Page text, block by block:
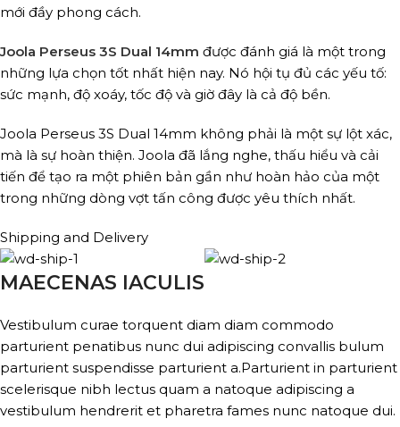
mới đầy phong cách.
Joola Perseus 3S Dual 14mm được đánh giá là một trong
những lựa chọn tốt nhất hiện nay. Nó hội tụ đủ các yếu tố:
sức mạnh, độ xoáy, tốc độ và giờ đây là cả độ bền.
Joola Perseus 3S Dual 14mm không phải là một sự lột xác,
mà là sự hoàn thiện. Joola đã lắng nghe, thấu hiểu và cải
tiến để tạo ra một phiên bản gần như hoàn hảo của một
trong những dòng vợt tấn công được yêu thích nhất.
Shipping and Delivery
MAECENAS IACULIS
Vestibulum curae torquent diam diam commodo
parturient penatibus nunc dui adipiscing convallis bulum
parturient suspendisse parturient a.Parturient in parturient
scelerisque nibh lectus quam a natoque adipiscing a
vestibulum hendrerit et pharetra fames nunc natoque dui.